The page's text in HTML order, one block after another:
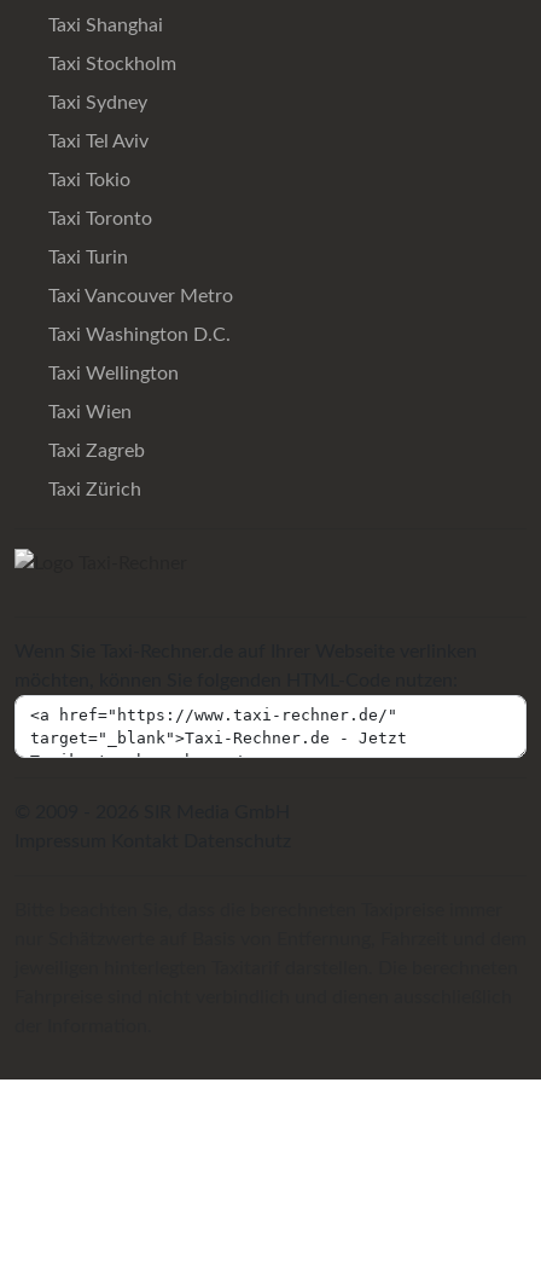
Taxi Shanghai
Taxi Stockholm
Taxi Sydney
Taxi Tel Aviv
Taxi Tokio
Taxi Toronto
Taxi Turin
Taxi Vancouver Metro
Taxi Washington D.C.
Taxi Wellington
Taxi Wien
Taxi Zagreb
Taxi Zürich